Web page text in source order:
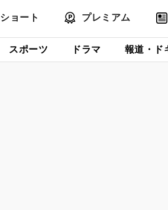
ショート プレミアム
スポーツ ドラマ 報道・ド